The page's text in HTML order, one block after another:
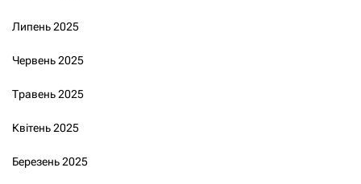
Липень 2025
Червень 2025
Травень 2025
Квітень 2025
Березень 2025